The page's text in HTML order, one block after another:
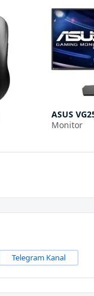
ASUS
Monitor
Telegram Kanal